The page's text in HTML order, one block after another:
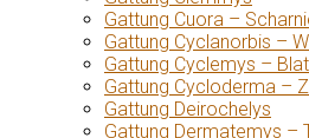
Gattung Cuora –
Gattung Cyclanorbis –
Gattung Cyclemys –
Gattung Cycloderma –
Gattung Deirochelys
Gattung Dermatemys –